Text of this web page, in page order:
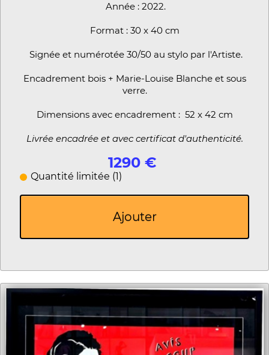
Année : 2022.
Format : 30 x 40 cm
Signée et numérotée 30/50 au stylo par l'Artiste.
Encadrement bois + Marie-Louise Blanche et sous
verre.
Dimensions avec encadrement : 52 x 42 cm
Livrée encadrée et avec certificat d'authenticité.
1290 €
Quantité limitée (1)
Ajouter